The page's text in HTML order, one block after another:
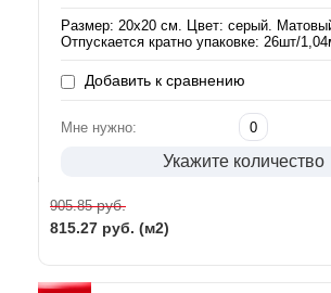
Размер: 20х20 см. Цвет: серый.
Отпускается кратно упаковке: 26шт/
Добавить к сравнению
Мне нужно:
Укажите количество
905.85руб.
815.27 руб. (м2)